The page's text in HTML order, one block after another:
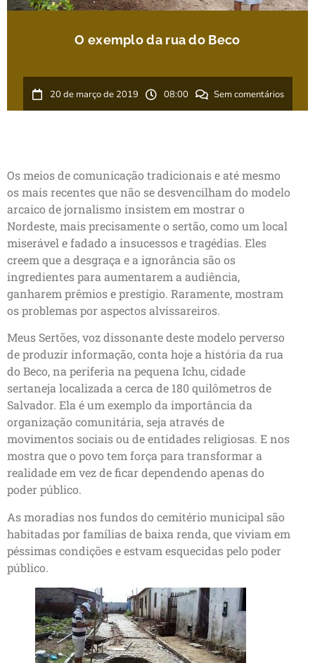
O exemplo da rua do Beco
20 de março de 2019 08:00 Sem comentários
Os meios de comunicação tradicionais e até mesmo
os mais recentes que não se desvencilham do modelo
arcaico de jornalismo insistem em mostrar o
Nordeste, mais precisamente o sertão, como um local
miserável e fadado a insucessos e tragédias. Eles
creem que a desgraça e a ignorância são os
ingredientes para aumentarem a audiência,
ganharem prêmios e prestígio. Raramente, mostram
os problemas por aspectos alvissareiros.
Meus Sertões, voz dissonante deste modelo perverso
de produzir informação, conta hoje a história da rua
do Beco, na periferia na pequena Ichu, cidade
sertaneja localizada a cerca de 180 quilômetros de
Salvador. Ela é um exemplo da importância da
organização comunitária, seja através de
movimentos sociais ou de entidades religiosas. E nos
mostra que o povo tem força para transformar a
realidade em vez de ficar dependendo apenas do
poder público.
As moradias nos fundos do cemitério municipal são
habitadas por famílias de baixa renda, que viviam em
péssimas condições e estvam esquecidas pelo poder
público.